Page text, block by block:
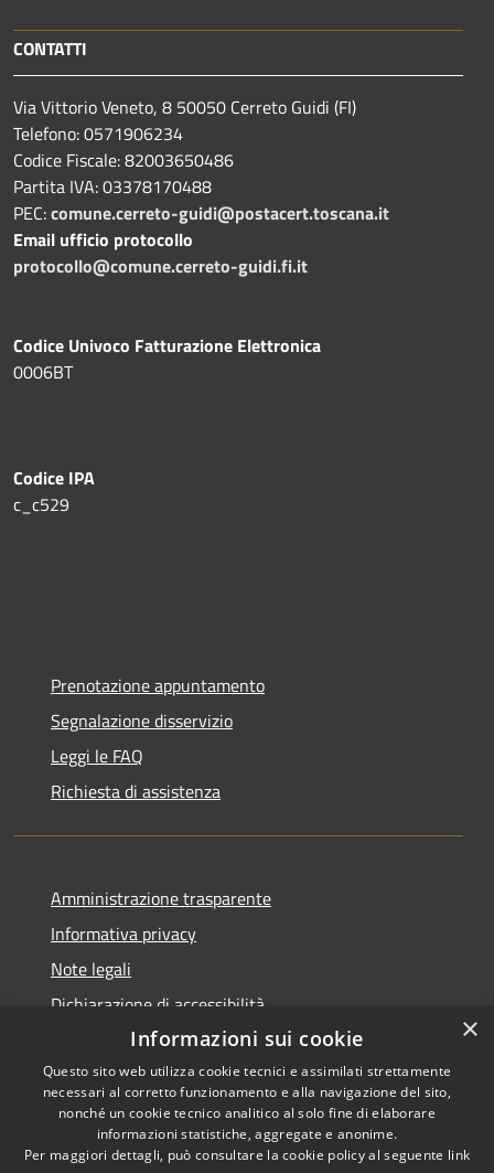
CONTATTI
Via Vittorio Veneto, 8 50050 Cerreto Guidi (FI)
Telefono: 0571906234
Codice Fiscale: 82003650486
Partita IVA: 03378170488
PEC:comune.cerreto-guidi@postacert.toscana.it
Email ufficio protocollo
protocollo@comune.cerreto-guidi.fi.it
Codice Univoco Fatturazione Elettronica
0006BT
Codice IPA
c_c529
Prenotazione appuntamento
Segnalazione disservizio
Leggi le FAQ
Richiesta di assistenza
Amministrazione trasparente
Informativa privacy
Note legali
Dichiarazione di accessibilità
Accessibilità
Copyright © 2026 • Comune di
Cerreto Guidi • Powered by
×
Informazioni sui cookie
Questo sito web utilizza cookie tecnici e assimilati strettamente
necessari al corretto funzionamento e alla navigazione del sito,
nonché un cookie tecnico analitico al solo fine di elaborare
informazioni statistiche, aggregate e anonime.
Per maggiori dettagli, può consultare la cookie policy al seguente link